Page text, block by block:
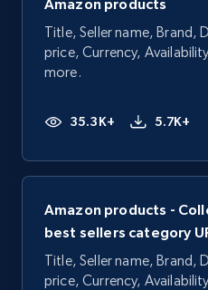
Amazon products
Title, Seller name, Brand,
price, Currency,
more.
35.3K+ 5.7K+
Amazon products -
best sellers category
Title, Seller name, Brand,
price, Currency,